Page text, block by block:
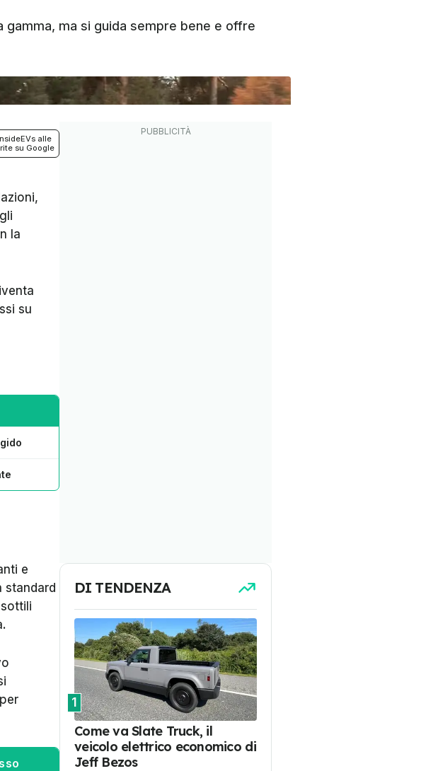
gamma, ma si guida sempre bene e offre
alle
su Google
la
su
e
standard
DI TENDENZA
1
Come va Slate Truck, il
veicolo elettrico economico di
Jeff Bezos